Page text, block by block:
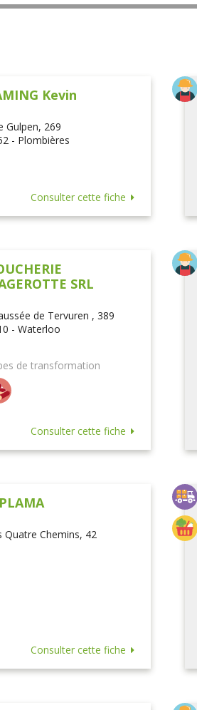
Kevin
Gulpen, 269
- Plombières
Consulter cette fiche
SRL
de Tervuren , 389
- Waterloo
de transformation
Consulter cette fiche
Quatre Chemins, 42
Consulter cette fiche